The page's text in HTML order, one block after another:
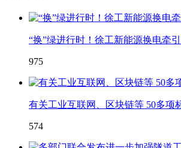
“换”绿进行时！徐工新能源换电牵
975
有关工业互联网、区块链等 50多项
574